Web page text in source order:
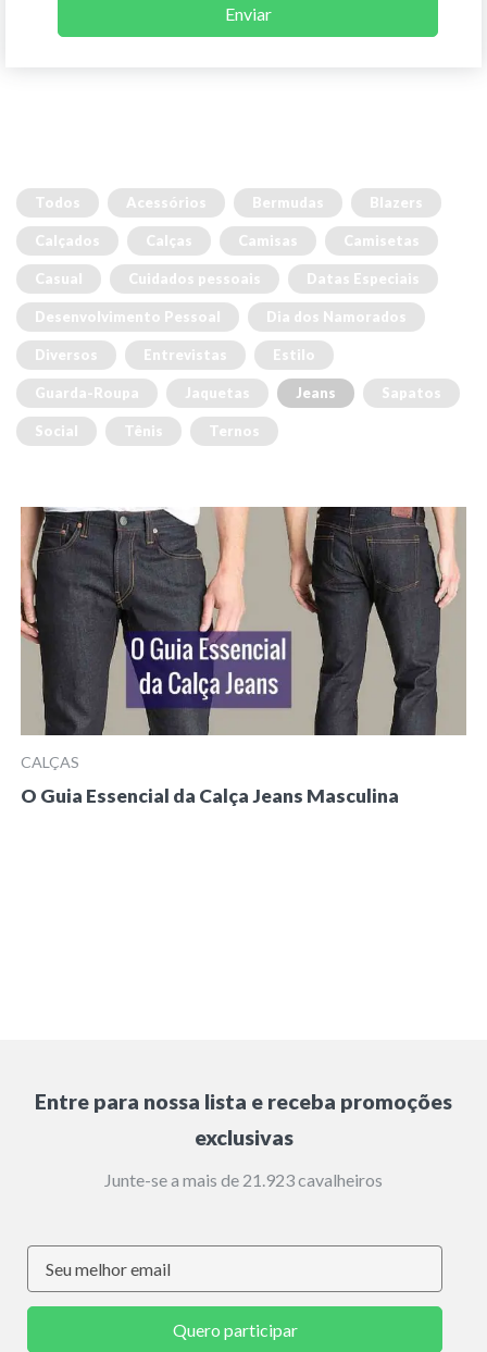
Enviar
Todos Acessórios Bermudas Blazers
Calçados Calças Camisas Camisetas
Casual Cuidados pessoais Datas Especiais
Desenvolvimento Pessoal Dia dos Namorados
Diversos Entrevistas Estilo
Guarda-Roupa Jaquetas Jeans Sapatos
Social Tênis Ternos
CALÇAS
O Guia Essencial da Calça Jeans Masculina
Entre para nossa lista e receba promoções
exclusivas
Junte-se a mais de 21.923 cavalheiros
Quero participar